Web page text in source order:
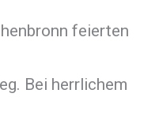
feierten
Bei herrlichem